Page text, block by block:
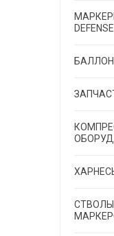
DEFENSE
СТВОЛЫ